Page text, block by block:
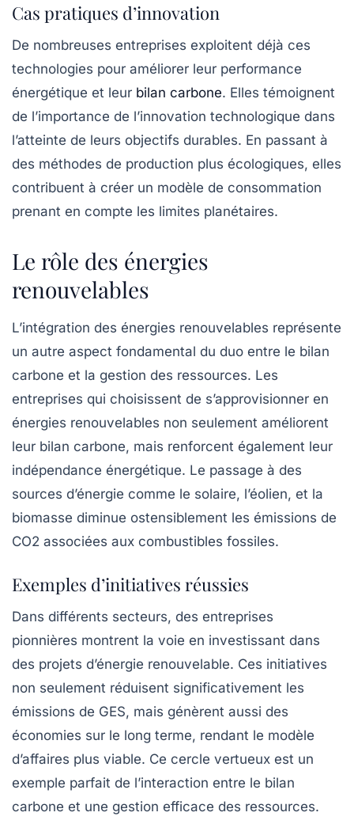
Cas pratiques d’innovation
De nombreuses entreprises exploitent déjà ces
technologies pour améliorer leur performance
énergétique et leur bilan carbone. Elles témoignent
de l’importance de l’innovation technologique dans
l’atteinte de leurs objectifs durables. En passant à
des méthodes de production plus écologiques, elles
contribuent à créer un modèle de consommation
prenant en compte les limites planétaires.
Le rôle des énergies
renouvelables
L’intégration des énergies renouvelables représente
un autre aspect fondamental du duo entre le bilan
carbone et la gestion des ressources. Les
entreprises qui choisissent de s’approvisionner en
énergies renouvelables non seulement améliorent
leur bilan carbone, mais renforcent également leur
indépendance énergétique. Le passage à des
sources d’énergie comme le solaire, l’éolien, et la
biomasse diminue ostensiblement les émissions de
CO2 associées aux combustibles fossiles.
Exemples d’initiatives réussies
Dans différents secteurs, des entreprises
pionnières montrent la voie en investissant dans
des projets d’énergie renouvelable. Ces initiatives
non seulement réduisent significativement les
émissions de GES, mais génèrent aussi des
économies sur le long terme, rendant le modèle
d’affaires plus viable. Ce cercle vertueux est un
exemple parfait de l’interaction entre le bilan
carbone et une gestion efficace des ressources.